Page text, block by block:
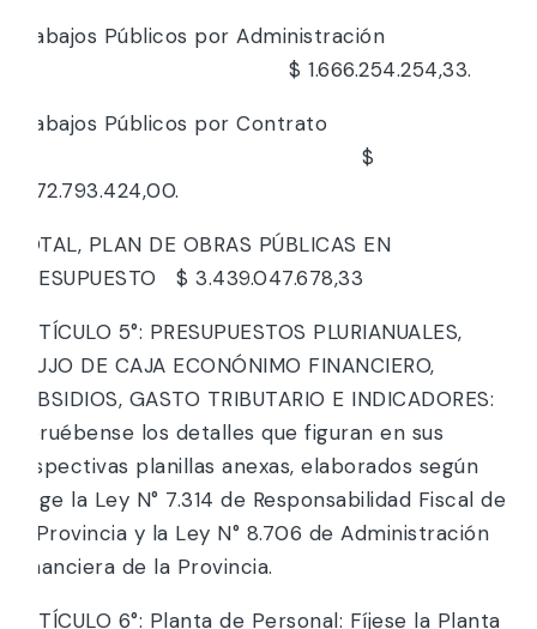
Trabajos Públicos por Administración
$ 1.666.254.254,33.
Trabajos Públicos por Contrato
$
1.772.793.424,00.
TOTAL, PLAN DE OBRAS PÚBLICAS EN
PRESUPUESTO $ 3.439.047.678,33
ARTÍCULO 5°: PRESUPUESTOS PLURIANUALES,
FLUJO DE CAJA ECONÓNIMO FINANCIERO,
SUBSIDIOS, GASTO TRIBUTARIO E INDICADORES:
Apruébense los detalles que figuran en sus
respectivas planillas anexas, elaborados según
exige la Ley N° 7.314 de Responsabilidad Fiscal de
la Provincia y la Ley N° 8.706 de Administración
Financiera de la Provincia.
ARTÍCULO 6°: Planta de Personal: Fíjese la Planta